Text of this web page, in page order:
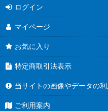
ログイン
マイページ
お気に入り
特定商取引法表示
当サイトの画像やデータの
ご利用案内